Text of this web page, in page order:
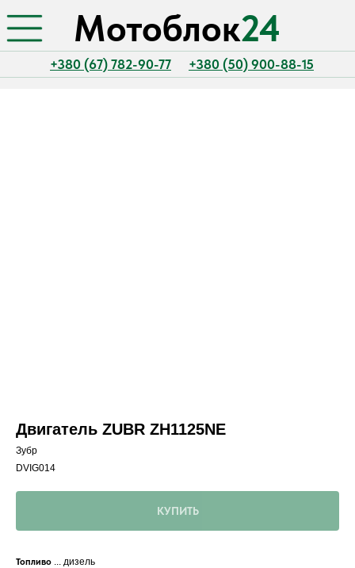
Мотоблок24
+380 (67) 782-90-77
Двигатель ZUBR ZH1125NE
Зубр
DVIG014
КУПИТЬ
Топливо ... дизель